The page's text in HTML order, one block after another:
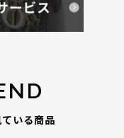
いる商品